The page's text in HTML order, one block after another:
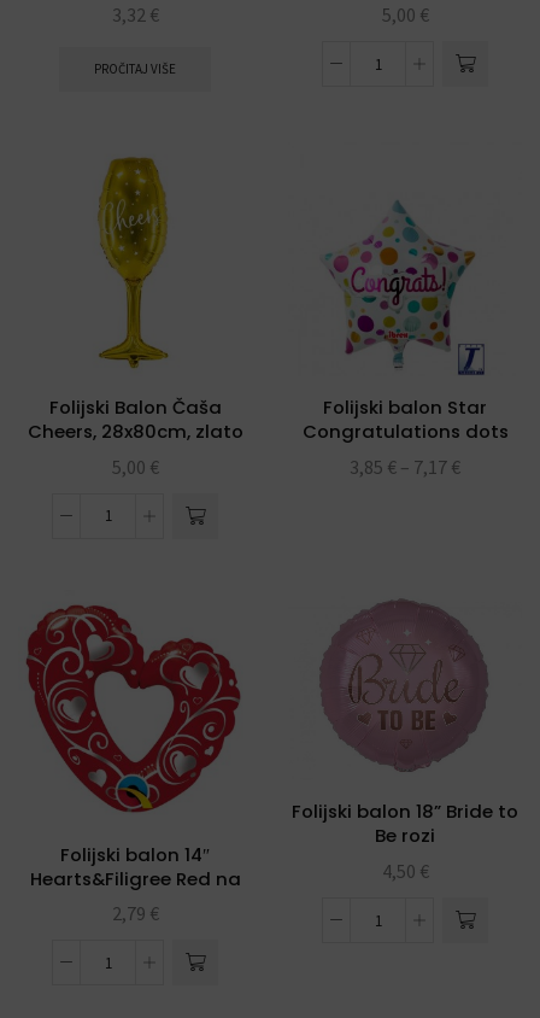
3,32 €
PROČITAJ VIŠE
5,00 €
Folijski Balon Čaša
Cheers, 28x80cm, zlato
5,00 €
Folijski balon Star
Congratulations dots
15″ Ibrex
3,85 € – 7,17 €
Folijski balon 14″
Hearts&Filigree Red na
štapiću
2,79 €
Folijski balon 18” Bride to
Be rozi
4,50 €